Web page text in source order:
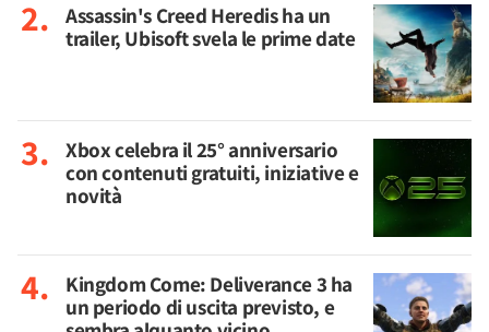
Assassin's Creed Heredis ha un
trailer, Ubisoft svela le prime date
Xbox celebra il 25° anniversario
con contenuti gratuiti, iniziative e
novità
Kingdom Come: Deliverance 3 ha
un periodo di uscita previsto, e